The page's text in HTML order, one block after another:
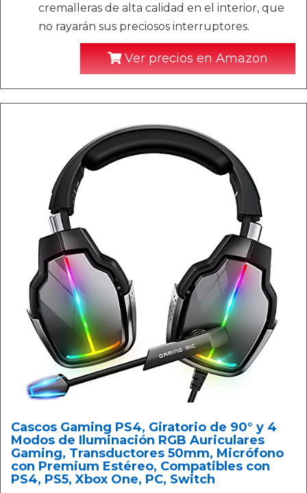
cremalleras de alta calidad en el interior, que
no rayarán sus preciosos interruptores.
Ver precios en Amazon
Cascos Gaming PS4, Giratorio de 90° y 4
Modos de Iluminación RGB Auriculares
Gaming, Transductores 50mm, Micrófono
con Premium Estéreo, Compatibles con
PS4, PS5, Xbox One, PC, Switch